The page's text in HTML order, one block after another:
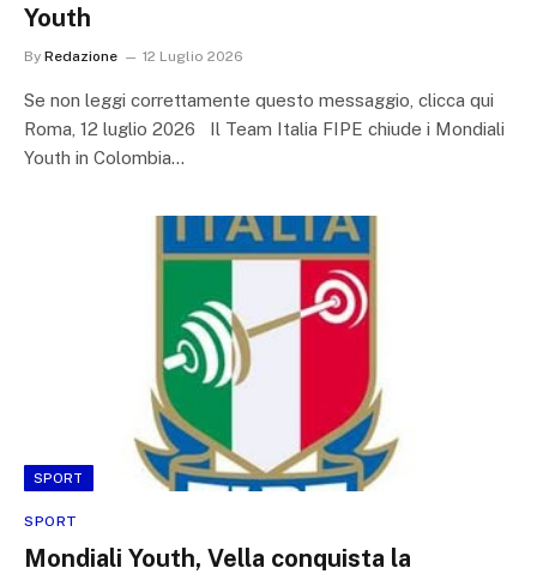
Youth
By Redazione 12 Luglio 2026
Se non leggi correttamente questo messaggio, clicca qui
Roma, 12 luglio 2026 Il Team Italia FIPE chiude i Mondiali
Youth in Colombia…
SPORT
SPORT
Mondiali Youth, Vella conquista la